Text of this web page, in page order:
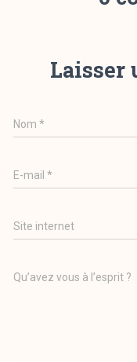
Laisser
Nom*
E-mail*
Site internet
Qu’avez vous à l’esprit ?